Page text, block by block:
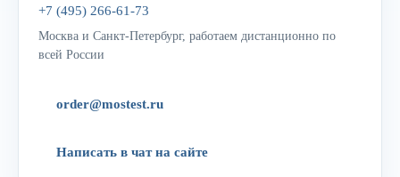
+7 (495) 266-61-73
Москва и Санкт-Петербург, работаем дистанционно по
всей России
order@mostest.ru
Написать в чат на сайте